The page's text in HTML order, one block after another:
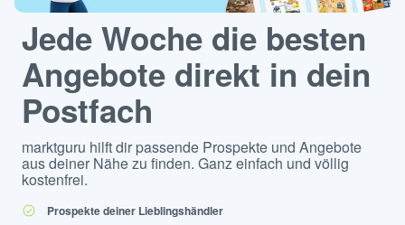
Jede Woche die besten
Angebote direkt in dein
Postfach
marktguru hilft dir passende Prospekte und Angebote
aus deiner Nähe zu finden. Ganz einfach und völlig
kostenfrei.
Prospekte deiner Lieblingshändler